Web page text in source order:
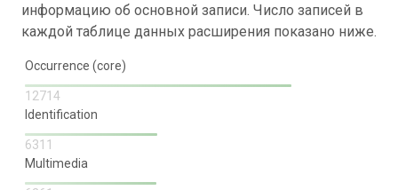
информацию об основной записи. Число записей в
каждой таблице данных расширения показано ниже.
Occurrence (core)
12714
Identification
6311
Multimedia